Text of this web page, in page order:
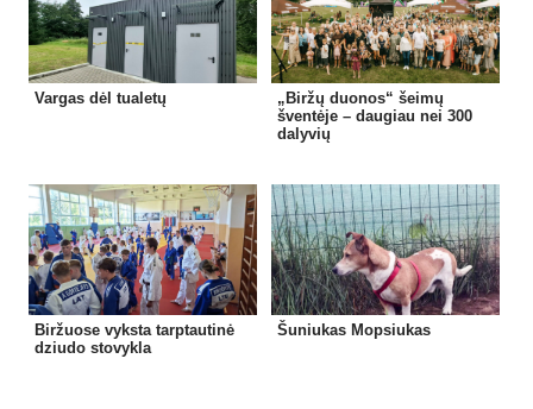
Vargas dėl tualetų
„Biržų duonos“ šeimų
šventėje – daugiau nei 300
dalyvių
Biržuose vyksta tarptautinė
dziudo stovykla
Šuniukas Mopsiukas